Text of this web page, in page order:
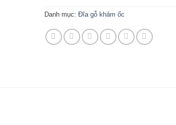
Danh mục: Đĩa gỗ khảm ốc